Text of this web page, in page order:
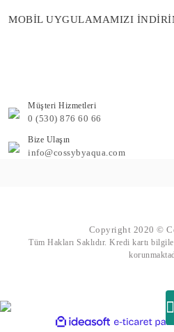
MOBİL UYGULAMAMIZI
Müşteri Hizmetleri
0 (530) 876 60 66
Bize Ulaşın
info@cossybyaqua.com
Copyright 2020 ©
Tüm Hakları Saklıdır. Kredi kartı
ideasoft